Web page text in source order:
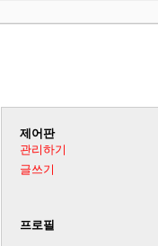
제어판
관리하기
글쓰기
프로필